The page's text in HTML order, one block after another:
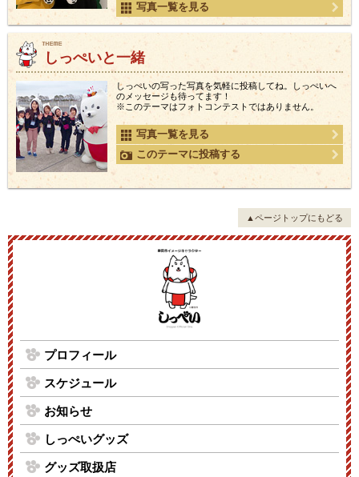
写真一覧を見る
しっぺいと一緒
しっぺいの写った写真を気軽に投稿してね。しっぺいへ
のメッセージも待ってます！
※このテーマはフォトコンテストではありません。
写真一覧を見る
このテーマに投稿する
▲ページトップにもどる
プロフィール
スケジュール
お知らせ
しっぺいグッズ
グッズ取扱店